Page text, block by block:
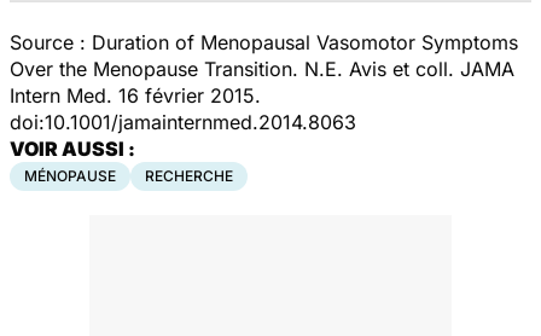
Source : Duration of Menopausal Vasomotor Symptoms
Over the Menopause Transition. N.E. Avis et coll. JAMA
Intern Med. 16 février 2015.
doi:10.1001/jamainternmed.2014.8063
VOIR AUSSI :
MÉNOPAUSE RECHERCHE